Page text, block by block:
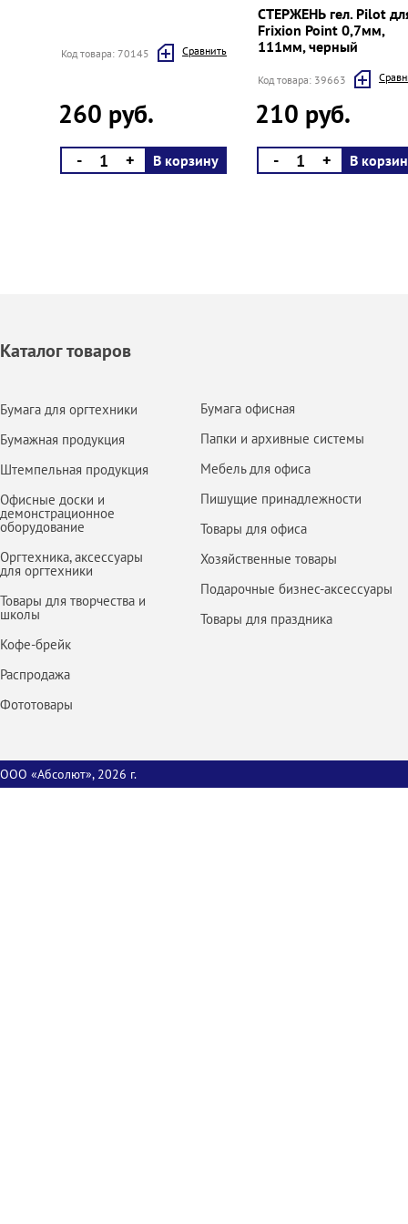
Код товара: 70145 Cравнить
260 руб.
- + В корзину
СТЕРЖЕНЬ гел. Pilot
Frixion Point 0,7мм,
111мм, черный
Код товара: 39663
210 руб.
- + В
Каталог товаров
Бумага для оргтехники
Бумажная продукция
Штемпельная продукция
Офисные доски и
демонстрационное
оборудование
Оргтехника, аксессуары
для оргтехники
Товары для творчества и
школы
Кофе-брейк
Распродажа
Фототовары
Бумага офисная
Папки и архивные системы
Мебель для офиса
Пишущие принадлежности
Товары для офиса
Хозяйственные товары
Подарочные бизнес-аксессуары
Товары для праздника
ООО «Абсолют», 2026 г.